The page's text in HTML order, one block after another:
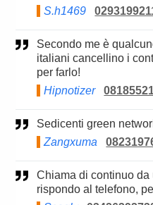
S.h1469
Secondo me è qualcuno che vuole che i cittadini
italiani cancellino i
per farlo!
Hipnotizer
Sedicenti green
Zangxuma
Chiama di continuo da un paio di settimane, quando
rispondo al telefono,